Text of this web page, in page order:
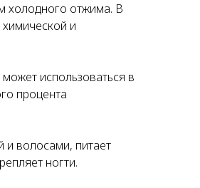
холодного отжима. В
и
использоваться в
процента
и волосами, питает
ногти.